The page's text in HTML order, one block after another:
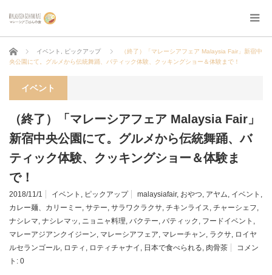
ホーム イベント ピックアップ
（終了）「マレーシアフェア Malaysia Fair」新宿中
央公園にて。グルメから伝統舞踊、バティック体験、クッキングショー＆体験まで！
イベント
（終了）「マレーシアフェア Malaysia Fair」
新宿中央公園にて。グルメから伝統舞踊、バ
ティック体験、クッキングショー＆体験ま
で！
2018/11/1 イベント , ピックアップ malaysiafair, おやつ, アヤム, イベント ,
カレー麺、カリーミー, サテー, サラワクラクサ, チキンライス, チャーシェフ,
ナシレマ, ナシレマッ , ニョニャ料理, バクテー, バティック , フードイベント ,
マレーアジアンクイジーン, マレーシアフェア, マレーチャン, ラクサ, ロイヤ
ルセランゴール, ロティ , ロティチャナイ , 日本で食べられる, 肉骨茶
コメン
ト: 0